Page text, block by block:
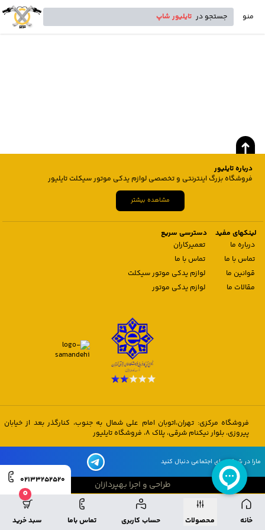
منو جستجو در تایلیور شاپ
خانه محصولات حساب کاربری تماس باما
0
سبد خرید
02133252520
درباره تایلیور
فروشگاه بزرگ اینترنتی و تخصصی لوازم یدکی موتور سیکلت تایلیور
مشاهده بیشتر
لینکهای مفید
درباره ما
تماس با ما
قوانین ما
مقالات ما
دسترسی سریع
تعمیرکاران
تماس با ما
لوازم یدکی موتور سیکلت
لوازم یدکی موتور
فروشگاه مرکزی: تهران،اتوبان امام علی شمال به جنوب، کنارگذر بعد از خیابان
پیروزی، بلوار نیکنام شرقی، پلاک 8، فروشگاه تایلیور
مارا در شبکه های اجتماعی دنبال کنید
طراحی و اجرا بهپردازان
طراحی و اجرا بهپردازان